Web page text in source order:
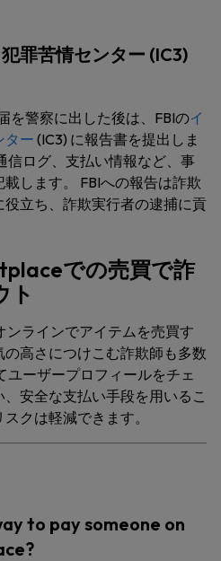
罪苦情センター (IC3)
を警察に出した後は、FBIのイ
ター (IC3) に報告書を提出しま
信ログ、支払い情報など、事
します。 FBIへの報告は詐欺
立ち、詐欺実行者の逮捕に貢
での売買で詐
ト
ンラインでアイテムを売買す
高さにつけこむ詐欺師も多数
ユーザープロフィールをチェ
安全な支払い手段を用いるこ
クは軽減できます。
to pay someone on